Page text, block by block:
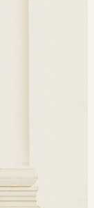
сезон!